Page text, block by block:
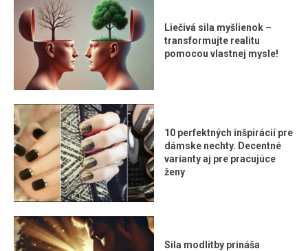
Liečivá sila myšlienok –
transformujte realitu
pomocou vlastnej mysle!
10 perfektných inšpirácií pre
dámske nechty. Decentné
varianty aj pre pracujúce
ženy
Sila modlitby prináša